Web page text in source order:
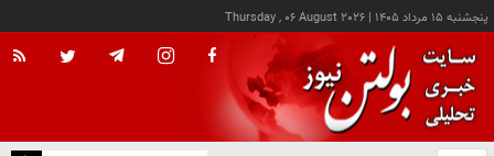
پنجشنبه ۱۵ مرداد ۱۴۰۵ |
Thursday , 06 August 2026